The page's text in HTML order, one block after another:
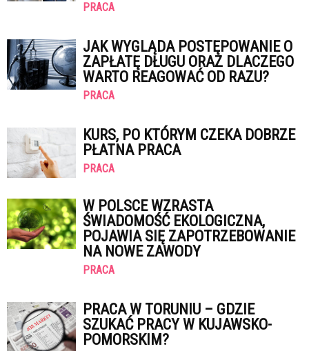
PRACA
JAK WYGLĄDA POSTĘPOWANIE O
ZAPŁATĘ DŁUGU ORAZ DLACZEGO
WARTO REAGOWAĆ OD RAZU?
PRACA
KURS, PO KTÓRYM CZEKA DOBRZE
PŁATNA PRACA
PRACA
W POLSCE WZRASTA
ŚWIADOMOŚĆ EKOLOGICZNA,
POJAWIA SIĘ ZAPOTRZEBOWANIE
NA NOWE ZAWODY
PRACA
PRACA W TORUNIU – GDZIE
SZUKAĆ PRACY W KUJAWSKO-
POMORSKIM?